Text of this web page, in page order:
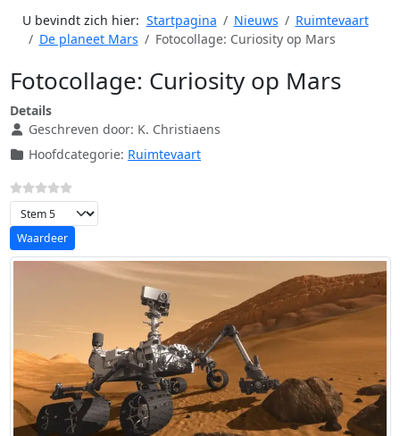
U bevindt zich hier: Startpagina Nieuws
Ruimtevaart
De planeet Mars
Fotocollage: Curiosity op Mars
Fotocollage: Curiosity op Mars
Details
Geschreven door: K. Christiaens
Hoofdcategorie: Ruimtevaart
Voeg waardering toe